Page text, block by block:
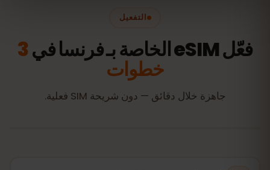
التفعيل
فعّل eSIM الخاصة بـ فرنسا في 3
خطوات
جاهزة خلال دقائق — دون شريحة SIM فعلية.